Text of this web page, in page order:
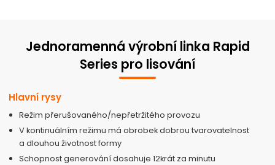
Jednoramenná výrobní linka Rapid
Series pro lisování
Hlavní rysy
Režim přerušovaného/nepřetržitého provozu
V kontinuálním režimu má obrobek dobrou tvarovatelnost
a dlouhou životnost formy
Schopnost generování dosahuje 12krát za minutu